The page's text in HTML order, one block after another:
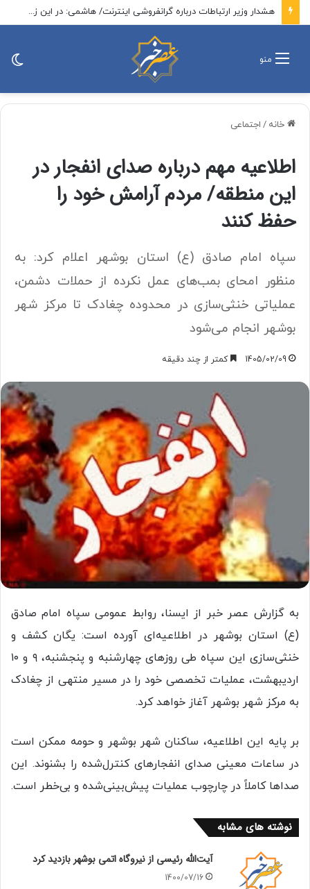
حمله یک نماینده مجلس به دولت در جلسه وبیناری/ یک ورق قرص از ۲۰۰ هزار تومان به ۳ میلیون تومان رسیده است/ حاجی بابایی: دولت باید رسیدگی کند
منو
خانه / اجتماعی
اطلاعیه مهم درباره صدای انفجار در
این منطقه/ مردم آرامش خود را
حفظ کنند
سپاه امام صادق (ع) استان بوشهر اعلام کرد: به
منظور امحای بمب‌های عمل‌ نکرده از حملات دشمن،
عملیاتی خنثی‌سازی در محدوده چغادک تا مرکز شهر
بوشهر انجام می‌شود
1405/02/09 کمتر از چند دقیقه
به گزارش عصر خبر از ایسنا، روابط عمومی سپاه امام صادق
(ع) استان بوشهر در اطلاعیه‌ای آورده است: یگان کشف و
خنثی‌سازی این سپاه طی روزهای چهارشنبه و پنجشنبه، ۹ و ۱۰
اردیبهشت، عملیات تخصصی خود را در مسیر منتهی از چغادک
به مرکز شهر بوشهر آغاز خواهد کرد.
بر پایه این اطلاعیه، ساکنان شهر بوشهر و حومه ممکن است
در ساعات معینی صدای انفجارهای کنترل‌شده را بشنوند. این
صداها کاملاً در چارچوب عملیات پیش‌بینی‌شده و بی‌خطر است.
نوشته های مشابه
آیت‌الله رئیسی از نیروگاه اتمی بوشهر بازدید کرد
1400/07/16